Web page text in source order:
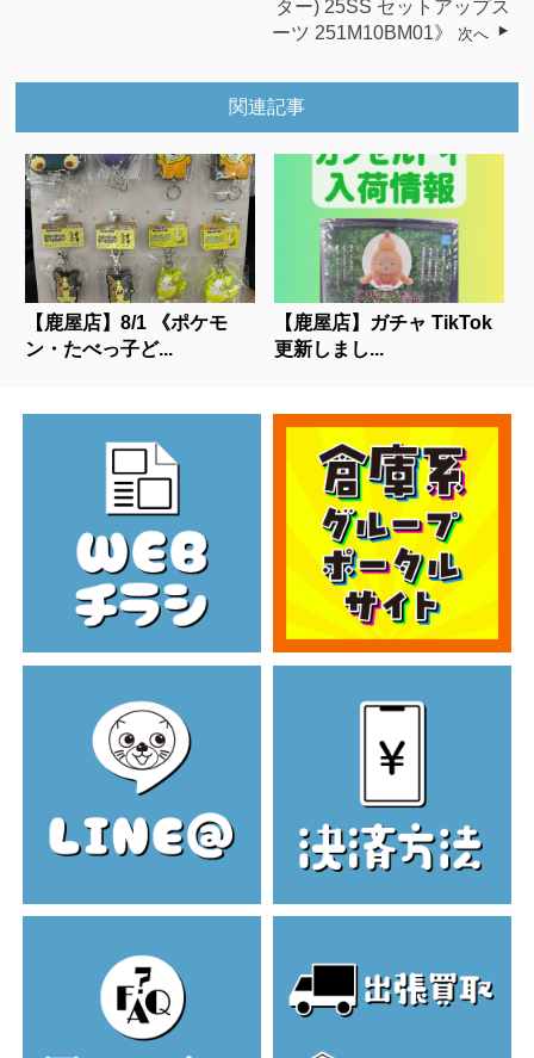
ター) 25SS セットアップス
ーツ 251M10BM01》
次へ
関連記事
【鹿屋店】8/1 《ポケモ
ン・たべっ子ど...
【鹿屋店】ガチャ TikTok
更新しまし...